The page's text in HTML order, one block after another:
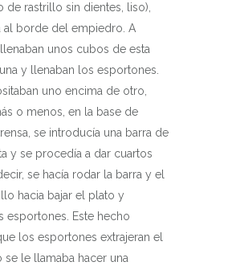
de rastrillo sin dientes, liso),
al borde del empiedro. A
unos cubos de esta
y llenaban los esportones.
uno encima de otro,
o menos, en la base de
se introducía una barra de
y se procedía a dar cuartos
se hacía rodar la barra y el
hacia bajar el plato y
esportones. Este hecho
los esportones extrajeran el
se le llamaba hacer una